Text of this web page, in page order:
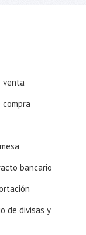
venta
bancario
de divisas y